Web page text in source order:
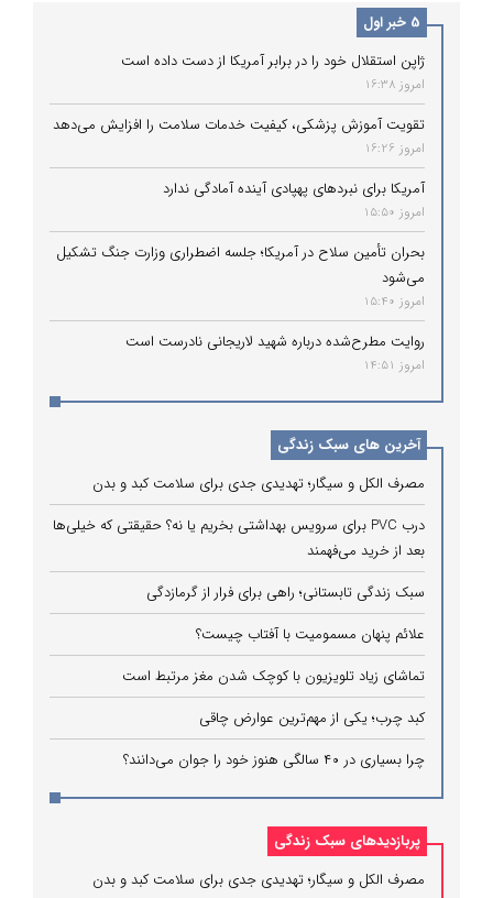
5 خبر اول
ژاپن استقلال خود را در برابر آمریکا از دست داده است
امروز 16:38
تقویت آموزش پزشکی، کیفیت خدمات سلامت را افزایش می‌دهد
امروز 16:26
آمریکا برای نبردهای پهپادی آینده آمادگی ندارد
امروز 15:50
بحران تأمین سلاح در آمریکا؛ جلسه اضطراری وزارت جنگ تشکیل
می‌شود
امروز 15:40
روایت مطرح‌شده درباره شهید لاریجانی نادرست است
امروز 14:51
آخرین های سبک زندگی
مصرف الکل و سیگار؛ تهدیدی جدی برای سلامت کبد و بدن
درب PVC برای سرویس بهداشتی بخریم یا نه؟ حقیقتی که خیلی‌ها
بعد از خرید می‌فهمند
سبک زندگی تابستانی؛ راهی برای فرار از گرمازدگی
علائم پنهان مسمومیت با آفتاب چیست؟
تماشای زیاد تلویزیون با کوچک شدن مغز مرتبط است
کبد چرب؛ یکی از مهم‌ترین عوارض چاقی
چرا بسیاری در ۴۰ سالگی هنوز خود را جوان می‌دانند؟
پربازدیدهای سبک زندگی
مصرف الکل و سیگار؛ تهدیدی جدی برای سلامت کبد و بدن